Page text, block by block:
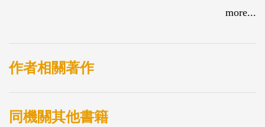
研究領域，為優先選擇的對象。在選擇的範圍上，大
歌謠、傳仔研究各一篇。一是漢語文言文學，只選了
一篇詩社研究。其餘則是創作文學或作家研究，有詩
戲曲研究選輯，讀者請自行參看。
more...
作者相關著作
同機關其他書籍